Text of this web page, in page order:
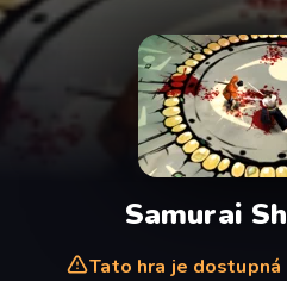
Samurai
Tato hra je dostupná